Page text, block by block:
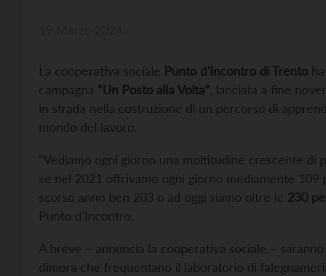
La cooperativa sociale Punto d’Incontro di Trento
campagna “Un Posto alla Volta”, lanciata a fine
in strada nella costruzione di un percorso di
mondo del lavoro.
“Vediamo ogni giorno una moltitudine crescente di
se nel 2021 offrivamo ogni giorno mediamente 109
scorso anno ben 203 o ad oggi siamo oltre le 230
Punto d’Incontro.
A breve – annuncia la cooperativa sociale –
dimora che frequentano il laboratorio di